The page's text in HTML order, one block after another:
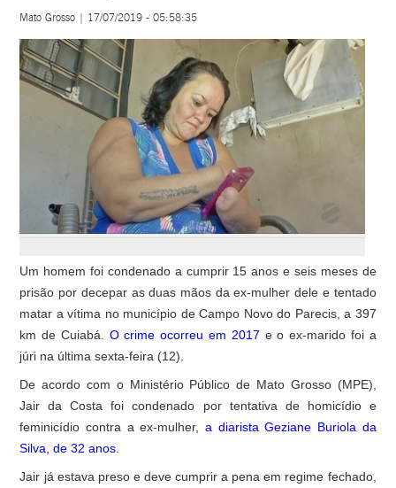
Mato Grosso | 17/07/2019 - 05:58:35
Um homem foi condenado a cumprir 15 anos e seis meses de
prisão por decepar as duas mãos da ex-mulher dele e tentado
matar a vítima no município de Campo Novo do Parecis, a 397
km de Cuiabá. O crime ocorreu em 2017 e o ex-marido foi a
júri na última sexta-feira (12).
De acordo com o Ministério Público de Mato Grosso (MPE),
Jair da Costa foi condenado por tentativa de homicídio e
feminicídio contra a ex-mulher, a diarista Geziane Buriola da
Silva, de 32 anos.
Jair já estava preso e deve cumprir a pena em regime fechado,